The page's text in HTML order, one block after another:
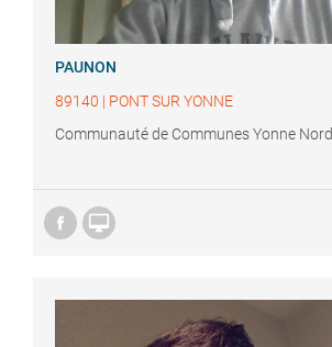
PAUNON
89140 | PONT SUR YONNE
Communauté de Communes Yonne Nord
